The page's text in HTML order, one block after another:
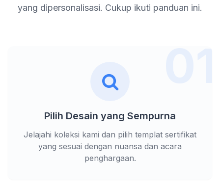
yang dipersonalisasi. Cukup ikuti panduan ini.
01
Pilih Desain yang Sempurna
Jelajahi koleksi kami dan pilih templat sertifikat
yang sesuai dengan nuansa dan acara
penghargaan.